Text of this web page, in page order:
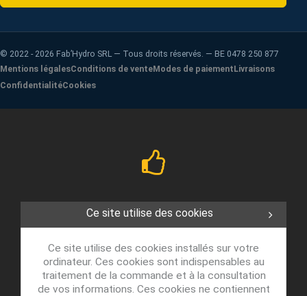
© 2022 - 2026 Fab’Hydro SRL — Tous droits réservés. — BE 0478 250 877
Mentions légalesConditions de venteModes de paiementLivraisons
ConfidentialitéCookies
Ce site utilise des cookies
Ce site utilise des cookies installés sur votre
ordinateur. Ces cookies sont indispensables au
traitement de la commande et à la consultation
de vos informations. Ces cookies ne contiennent